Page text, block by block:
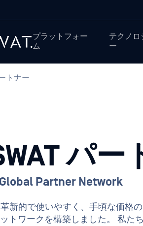
プラットフォー
ム
テクノロ
ー
トナー
パ
Global Partner Network
革新的で使いやすく、手頃な価
トワークを構築しました。 私た